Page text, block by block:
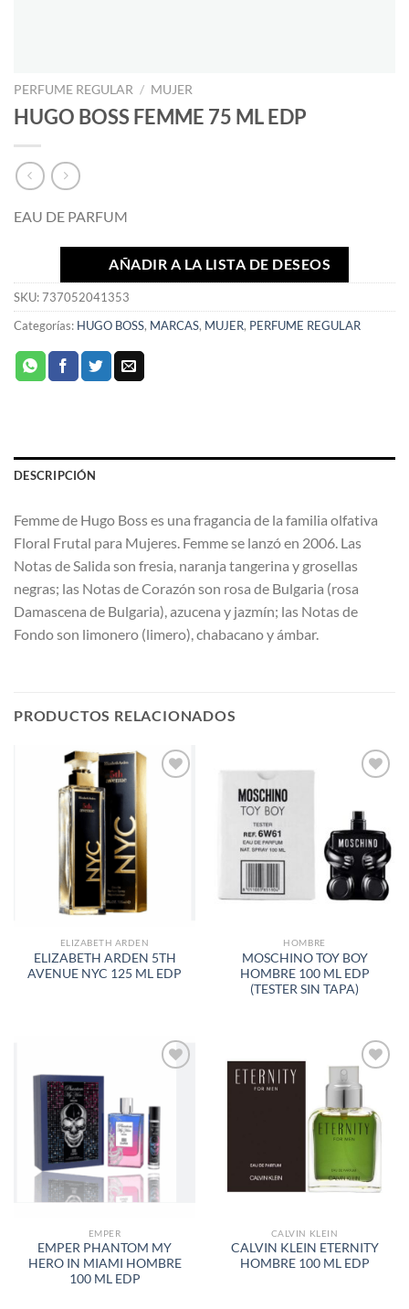
PERFUME REGULAR / MUJER
HUGO BOSS FEMME 75 ML EDP
EAU DE PARFUM
AÑADIR A LA LISTA DE DESEOS
SKU:737052041353
Categorías: HUGO BOSS, MARCAS, MUJER, PERFUME REGULAR
DESCRIPCIÓN
Femme de Hugo Boss es una fragancia de la familia olfativa
Floral Frutal para Mujeres. Femme se lanzó en 2006. Las
Notas de Salida son fresia, naranja tangerina y grosellas
negras; las Notas de Corazón son rosa de Bulgaria (rosa
Damascena de Bulgaria), azucena y jazmín; las Notas de
Fondo son limonero (limero), chabacano y ámbar.
PRODUCTOS RELACIONADOS
AÑADIR
DESEOS
ELIZABETH ARDEN
ELIZABETH ARDEN 5TH
AVENUE NYC 125 ML EDP
A LA
LISTA
DE
DESEOS
HOMBRE
MOSCHINO TOY BOY
HOMBRE 100 ML EDP
(TESTER SIN TAPA)
LISTA
DE
DESEOS
EMPER
EMPER PHANTOM MY
HERO IN MIAMI HOMBRE
100 ML EDP
AÑADIR
LISTA
DE
CALVIN KLEIN
CALVIN KLEIN ETERNITY
HOMBRE 100 ML EDP